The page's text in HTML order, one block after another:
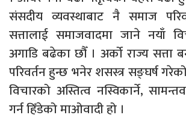
संसदीय व्यवस्थाबाट नै समाज
सत्तालाई समाजवादमा जाने नयाँ
अगाडि बढेका छौँ । अर्को राज्य सत्ता
परिवर्तन हुन्छ भनेर शसस्त्र सङ्घर्ष
विचारको अस्तित्व नस्विकार्ने,
गर्न हिँडेको माओवादी हो ।